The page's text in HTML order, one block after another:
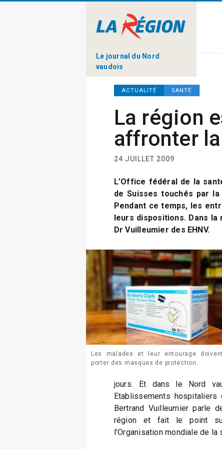
Le journal du Nord
vaudois
ACTUALITÉ SANTÉ
La région
affronter
24 JUILLET 2009
L’Office fédéral de la
de Suisses touchés par
Pendant ce temps, les
leurs dispositions. Dans
Dr Vuilleumier des EHNV.
Les malades et leur entourage doivent
porter des masques de protection.
jours. Et dans le Nord
Etablissements hospitaliers
Bertrand Vuilleumier parle
région et fait le point
l’Organisation mondiale de la